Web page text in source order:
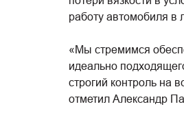
работу автомобиля в
«Мы стремимся
идеально
строгий контроль на
отметил Александр